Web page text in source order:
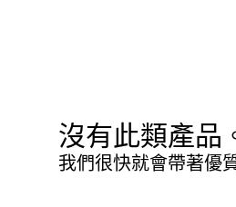
沒有此類產品
我們很快就會帶著優